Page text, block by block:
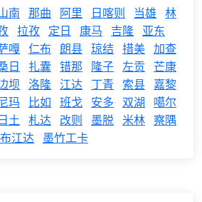
南 那曲 阿里 日喀则 当雄 林
拉孜 定日 康马 吉隆 亚东
嘎 仁布 朗县 琼结 措美 加查
日 扎囊 错那 隆子 左贡 芒康
坝 洛隆 江达 丁青 索县 嘉黎
玛 比如 班戈 安多 双湖
噶尔
土 札达 改则 墨脱 米林 察隅
江达 墨竹工卡